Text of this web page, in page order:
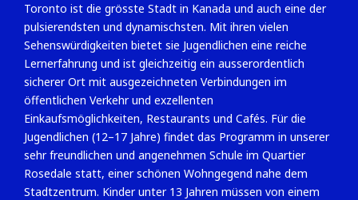
Toronto ist die grösste Stadt in Kanada und auch eine der
pulsierendsten und dynamischsten. Mit ihren vielen
Sehenswürdigkeiten bietet sie Jugendlichen eine reiche
Lernerfahrung und ist gleichzeitig ein ausserordentlich
sicherer Ort mit ausgezeichneten Verbindungen im
öffentlichen Verkehr und exzellenten
Einkaufsmöglichkeiten, Restaurants und Cafés. Für die
Jugendlichen (12–17 Jahre) findet das Programm in unserer
sehr freundlichen und angenehmen Schule im Quartier
Rosedale statt, einer schönen Wohngegend nahe dem
Stadtzentrum. Kinder unter 13 Jahren müssen von einem